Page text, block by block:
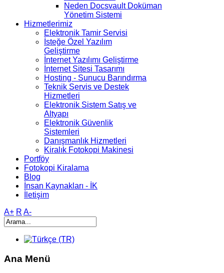
Neden Docsvault Doküman
Yönetim Sistemi
Hizmetlerimiz
Elektronik Tamir Servisi
İsteğe Özel Yazılım
Geliştirme
İnternet Yazılımı Geliştirme
İnternet Sitesi Tasarımı
Hosting - Sunucu Barındırma
Teknik Servis ve Destek
Hizmetleri
Elektronik Sistem Satış ve
Altyapı
Elektronik Güvenlik
Sistemleri
Danışmanlık Hizmetleri
Kiralık Fotokopi Makinesi
Portföy
Fotokopi Kiralama
Blog
İnsan Kaynakları - İK
İletişim
A+ R A-
Ana Menü